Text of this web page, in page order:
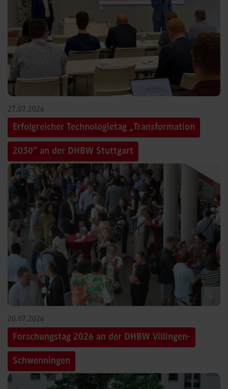
27.07.2026
Erfolgreicher Technologietag „Transformation
2030“ an der DHBW Stuttgart
20.07.2026
Forschungstag 2026 an der DHBW Villingen-
Schwenningen